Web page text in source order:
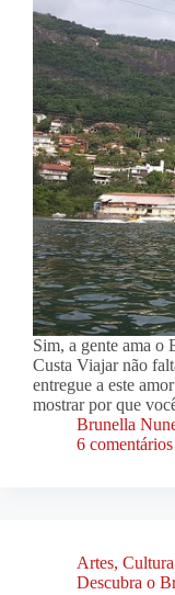
Sim, a gente ama o
Custa Viajar não
entregue a este
mostrar por que
Brunella
6 comentários
Artes,
Descubra o